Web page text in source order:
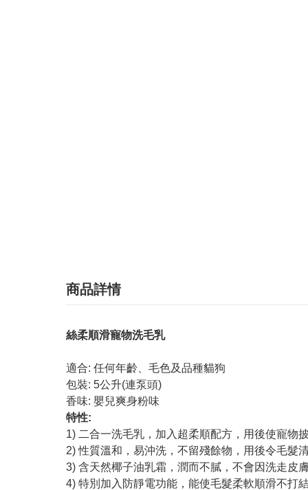
商品詳情
絲柔順滑寵物洗毛乳
適合: 任何年齡、毛色及品種貓狗
包裝: 5公升(連泵頭)
香味: 嬰兒爽身粉味
特性:
1) 二合一洗毛乳，加入超柔順配方，用後使寵物
2) 性質溫和，易沖洗，不留殘餘物，用後令毛髮
3) 含天然椰子油乳霜，潤而不膩，不會因洗走皮
4) 特別加入防靜電功能，能使毛髮柔軟順滑不打